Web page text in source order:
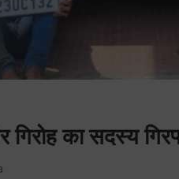
गिरोह का सदस्य